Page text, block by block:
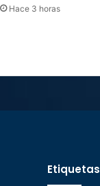
Hace 3 horas
Etiquetas